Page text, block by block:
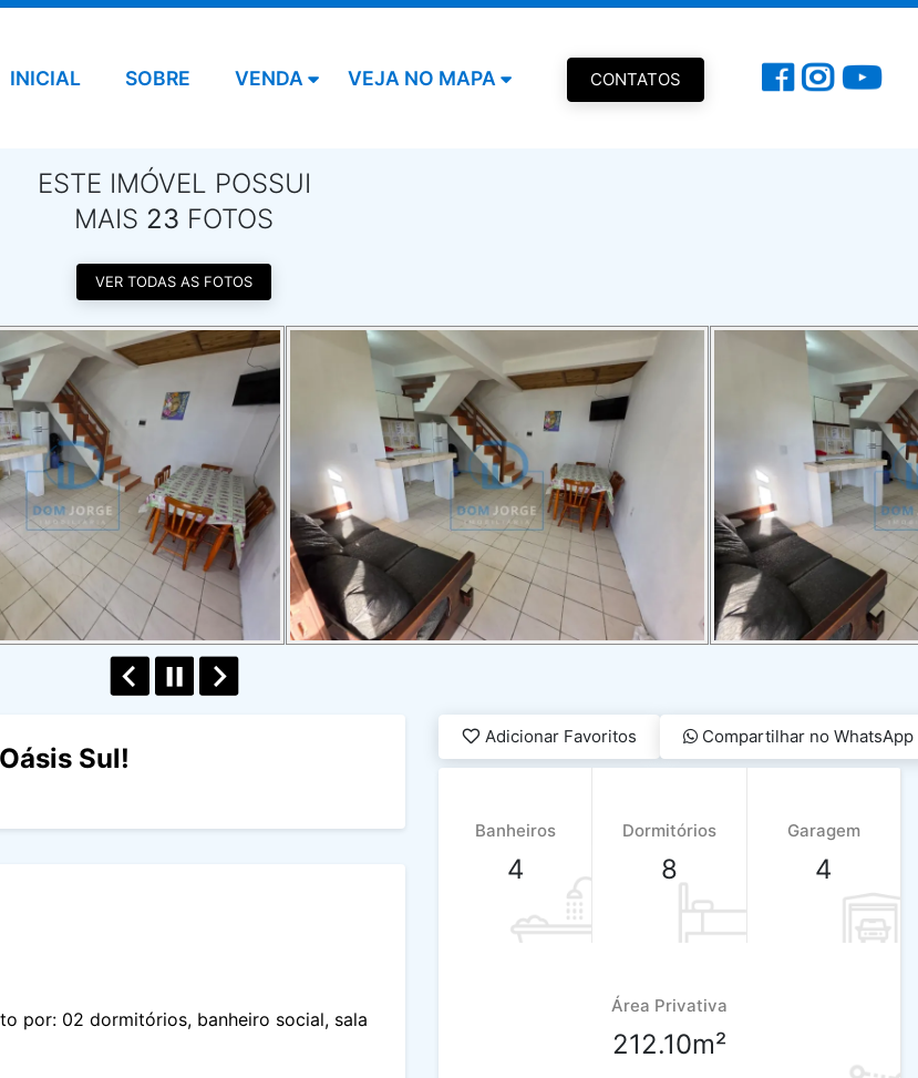
INICIAL SOBRE VENDA VEJA NO MAPA CONTATOS
ESTE IMÓVEL POSSUI
MAIS 23 FOTOS
VER TODAS AS FOTOS
Sul!
por: 02 dormitórios, banheiro social, sala
Adicionar Favoritos Compartilhar no WhatsApp
Banheiros
4
Dormitórios
8
Garagem
4
Área Privativa
212.10m²